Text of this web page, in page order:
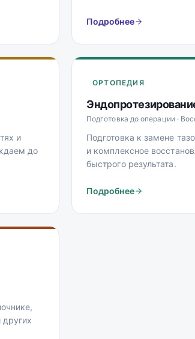
Подробнее
и
до
ОРТОПЕДИЯ
Подготовка до операции ·
Подготовка к замене
и комплексное
быстрого результата.
Подробнее